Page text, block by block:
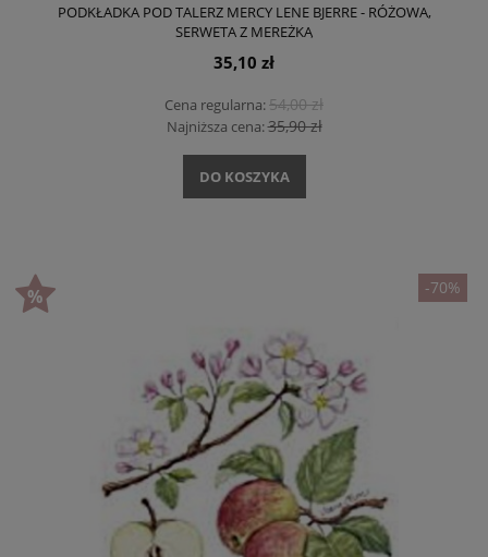
PODKŁADKA POD TALERZ MERCY LENE BJERRE - RÓŻOWA,
SERWETA Z MEREŻKĄ
35,10 zł
Cena regularna:54,00 zł
Najniższa cena:35,90 zł
DO KOSZYKA
-70%